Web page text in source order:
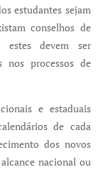
estudantes sejam
conselhos de
estes devem ser
nos processos de
e estaduais
de cada
dos novos
nacional ou